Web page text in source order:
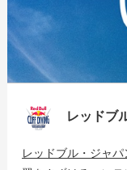
レッドブ
レッドブル・ジャ